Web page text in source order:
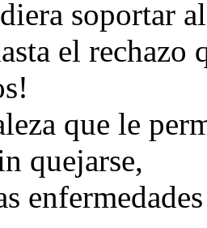
soportar
el rechazo
que le
quejarse,